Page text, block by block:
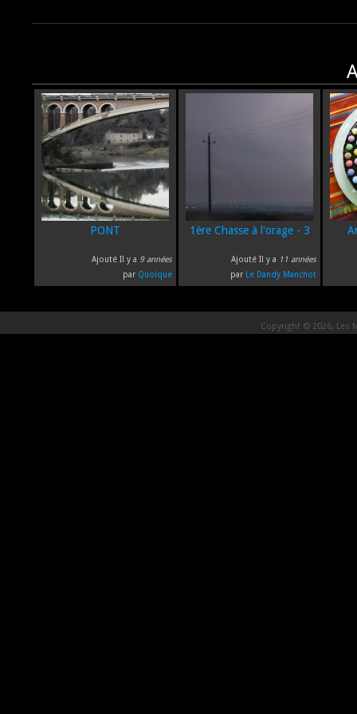
PONT
Ajouté Il y a 9 années
par Quoique
1ère Chasse à l'orage - 3
Ajouté Il y a 11 années
par Le Dandy Manchot
Copyright © 2026, Les